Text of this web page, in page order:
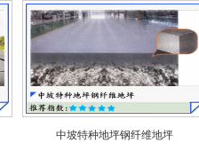
中坡特种地坪钢纤维地坪